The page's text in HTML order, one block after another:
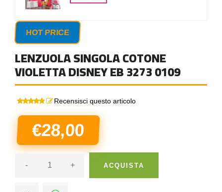
HOT PRICE
LENZUOLA SINGOLA COTONE
VIOLETTA DISNEY EB 3273 0109
Recensisci questo articolo
€28,00
- + ACQUISTA